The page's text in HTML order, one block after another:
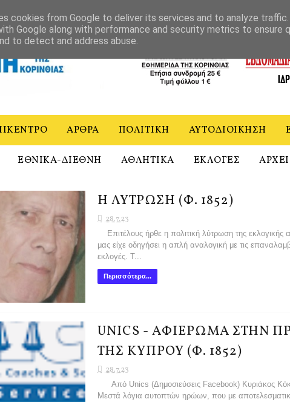
- ΙΣΤΟΡΙΚΟ ΕΠΙΚΟΙΝΩΝΙΑ
ΑΡΘΡΑ ΠΟΛΙΤΙΚΗ ΑΥΤΟΔΙΟΙΚΗΣΗ
ΕΘΝΙΚΑ-ΔΙΕΘΝΗ ΑΘΛΗΤΙΚΑ ΕΚΛΟΓΕΣ
Η ΛΥΤΡΩΣΗ (Φ. 1852)
28.7.23
Επιτέλους ήρθε η πολιτική λύτρωση της εκλογικής
μας είχε οδηγήσει η απλή αναλογική με τις
εκλογές. Τ...
Περισσότερα...
UNICS - ΑΦΙΕΡΩΜΑ ΣΤΗΝ
ΤΗΣ ΚΥΠΡΟΥ (Φ. 1852)
28.7.23
Από Unics (Δημοσιεύσεις Facebook) Κυριάκος
Μεστά λόγια αυτοπτών ηρώων, που με
cookies from Google to deliver its services and to analyze
Google along with performance and security metrics to ensure
to detect and address abuse.